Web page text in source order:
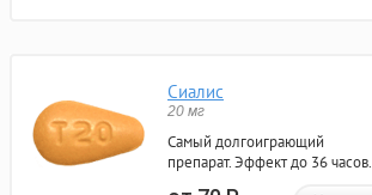
Сиалис
20 мг
Самый долгоиграющий
препарат. Эффект до 36 часов.